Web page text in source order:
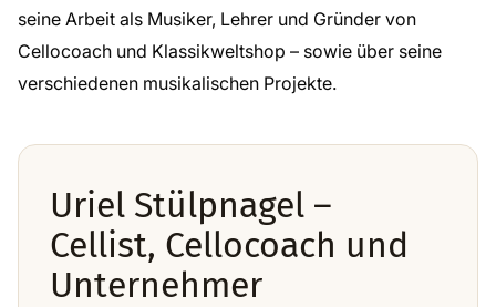
seine Arbeit als Musiker, Lehrer und Gründer von
Cellocoach und Klassikweltshop – sowie über seine
verschiedenen musikalischen Projekte.
Uriel Stülpnagel –
Cellist, Cellocoach und
Unternehmer